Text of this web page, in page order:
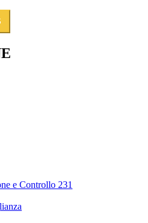
e Controllo 231